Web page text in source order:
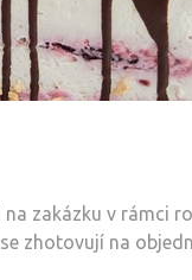
zakázku v rámci
zhotovují na